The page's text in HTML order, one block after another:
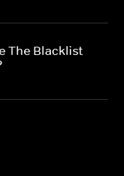
The Blacklist